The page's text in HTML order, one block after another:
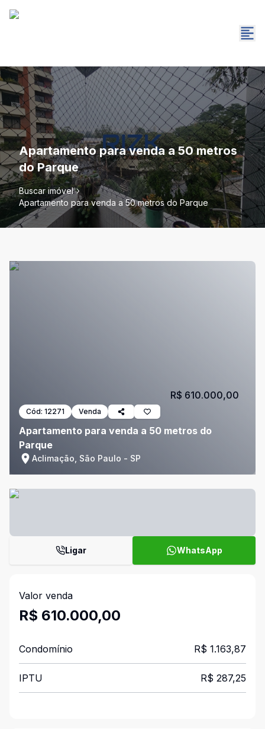
Apartamento para venda a 50 metros
do Parque
Buscar imóvel
Apartamento para venda a 50 metros do Parque
Cód: 12271 Venda
Apartamento para venda a 50 metros do
Parque
Aclimação, São Paulo - SP
R$ 610.000,00
Ligar WhatsApp
Valor venda
R$ 610.000,00
Condomínio R$ 1.163,87
IPTU R$ 287,25